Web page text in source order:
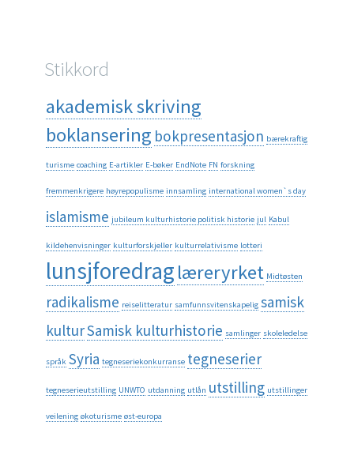
Stikkord
akademisk skriving
boklansering bokpresentasjon bærekraftig
turisme coaching E-artikler E-bøker EndNote FN forskning
fremmenkrigere høyrepopulisme innsamling international women`s day
islamisme jubileum kulturhistorie politisk historie jul Kabul
kildehenvisninger kulturforskjeller kulturrelativisme lotteri
lunsjforedraglæreryrket Midtøsten
radikalisme reiselitteratur samfunnsvitenskapelig samisk
kulturSamisk kulturhistorie samlinger skoleledelse
språk Syria tegneseriekonkurranse tegneserier
tegneserieutstilling UNWTO utdanning utlån utstilling utstillinger
veilening økoturisme øst-europa